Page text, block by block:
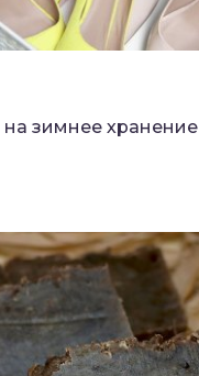
зимнее хранение